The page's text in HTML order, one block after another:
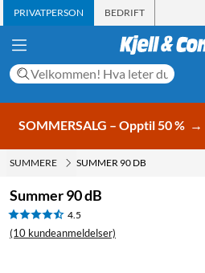
PRIVATPERSON BEDRIFT
SOMMERSALG – Opptil 50 % →
SUMMERE SUMMER 90 DB
Summer 90 dB
4.5
(10 kundeanmeldelser)